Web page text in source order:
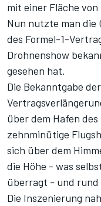
mit einer Fläche
Nun nutzte man die
des Formel-1-
Drohnenshow
gesehen hat.
Die Bekanntgabe
über dem Hafen
zehnminütige
sich über dem
die Höhe - was
überragt - und rund
Die Inszenierung